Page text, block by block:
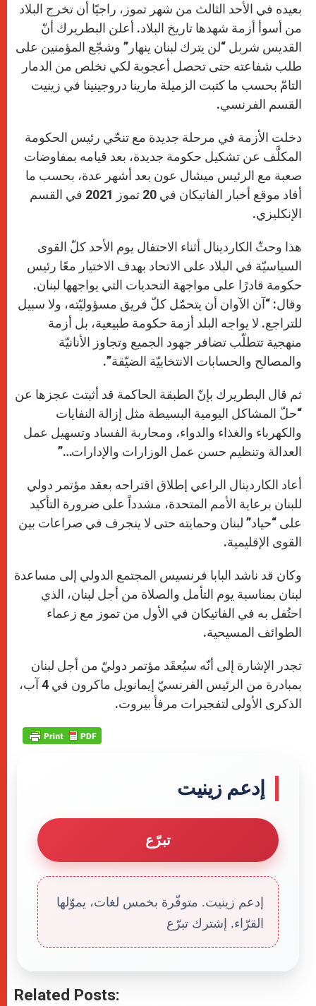
بعيده في الأحد الثالث من شهر تموز، راجيًا أن تخرج البلاد
من أسوأ أزمة شهدها تاريخ البلاد. أعلن البطريرك أنّ
القديس شربل “لن يترك لبنان ينهار” وشجّع المؤمنين على
طلب شفاعته حتى تحصل أعجوبة لكي نخلص من الدمار
التامّ بحسب ما كتبت الزميلة مارينا دروجينينا في زينيت
القسم الفرنسي.
دخلت الأزمة في مرحلة جديدة مع تنحّي رئيس الحكومة
المكلَّف عن تشكيل حكومة جديدة، بعد قيامه بمفاوضات
صعبة مع الرئيس ميشال عون بعد أشهر عدة، بحسب ما
أفاد موقع أخبار الفاتيكان في 20 تموز 2021 في القسم
الإنكليزي.
هذا وحثّ الكاردينال أثناء الاحتفال يوم الأحد كلّ القوى
السياسيّة في البلاد على الاتحاد بهدف الاختيار معًا رئيس
حكومة قادرًا على مواجهة التحديات التي يواجهها لبنان.
وقال: “آن الآوان أن يتحمّل كلّ فريق مسؤوليّته، ولا سبيل
للتراجع. لا يواجه البلد أزمة حكومة طبيعية، بل أزمة
منهجية تتطلّب تضافر جهود الجميع وتجاوز الأنانيّة
والمصالح والحسابات الانتخابيّة الضيّقة”.
ثم قال البطريرك بإنّ الطبقة الحاكمة قد أثبتت عجزها عن
“حلّ المشاكل اليومية البسيطة مثل إزالة النفايات
والكهرباء والغذاء والدواء، ومحاربة الفساد وتسهيل عمل
العدالة وتنظيم حسن عمل الوزارات والإدارات…”
أعاد الكاردينال الراعي إطلاق اقتراحه بعقد مؤتمر دولي
للبنان برعاية الأمم المتحدة، مشدداً على ضرورة التأكيد
على “حياد” لبنان وحمايته حتى لا ينجرف في صراعات بين
القوى الإقليمية.
وكان قد ناشد البابا فرنسيس المجتمع الدولي إلى مساعدة
لبنان بمناسبة يوم التأمل والصلاة من أجل لبنان، الذي
احتُفل به في الفاتيكان في الأول من تموز مع زعماء
الطوائف المسيحية.
تجدر الإشارة إلى أنّه سيُعقَد مؤتمر دوليّ من أجل لبنان
بمبادرة من الرئيس الفرنسيّ إيمانويل ماكرون في 4 آب،
الذكرى الأولى لتفجيرات مرفأ بيروت.
إدعم زينيت
تبرّع
إدعم زينيت. متوفّرة بخمس لغات، يموّلها
القرّاء. إشترك تبرّع
Related Posts: